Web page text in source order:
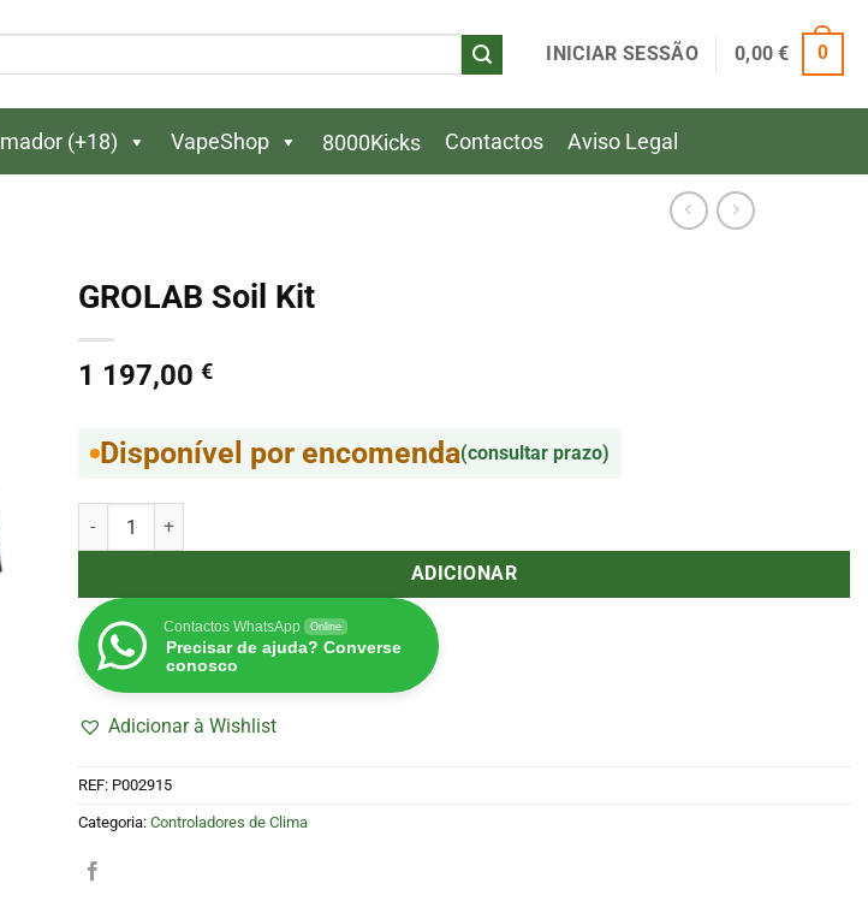
INICIAR SESSÃO 0,00€ 0
(+18) VapeShop 8000Kicks Contactos Aviso Legal
GROLAB Soil Kit
1 197,00 €
Disponível por encomenda(consultar prazo)
Quantidade de GROLAB Soil Kit
ADICIONAR
Contactos WhatsApp Online
Precisar de ajuda? Converse
conosco
Adicionar à Wishlist
REF: P002915
Categoria: Controladores de Clima